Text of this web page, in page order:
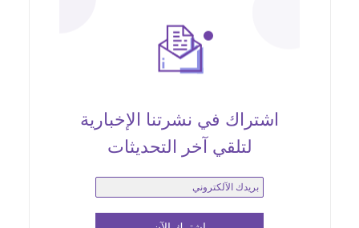
اشتراك في نشرتنا الإخبارية
لتلقي آخر التحديثات